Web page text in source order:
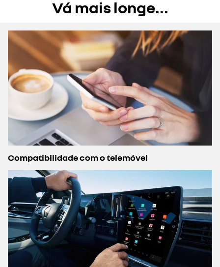
Vá mais longe...
Compatibilidade com o telemóvel